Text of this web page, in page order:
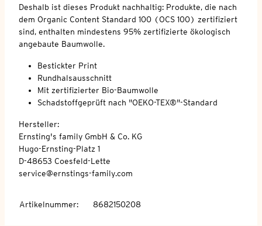
Deshalb ist dieses Produkt nachhaltig: Produkte, die nach
dem Organic Content Standard 100 (OCS 100) zertifiziert
sind, enthalten mindestens 95% zertifizierte ökologisch
angebaute Baumwolle.
Bestickter Print
Rundhalsausschnitt
Mit zertifizierter Bio-Baumwolle
Schadstoffgeprüft nach "OEKO-TEX®"-Standard
Hersteller:
Ernsting's family GmbH & Co. KG
Hugo-Ernsting-Platz 1
D-48653 Coesfeld-Lette
service@ernstings-family.com
Artikelnummer: 8682150208